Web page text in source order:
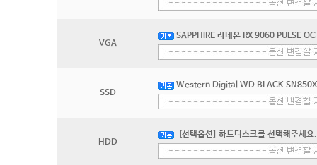
VGA
SAPPHIRE 라데온 RX 9060 PULSE
SSD
Western Digital WD BLACK
HDD
[선택옵션] 하드디스크를 선택해주세요.